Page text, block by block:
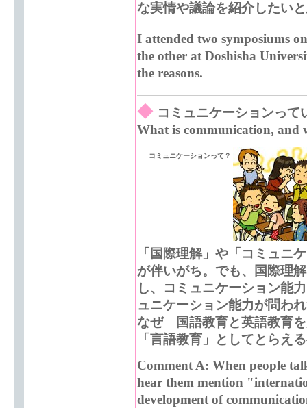
な実情や議論を紹介したい
I attended two symposiums
the other at Doshisha
the reasons.
◆ コミュニケーションって
What is communication, and
コミュニケーションって？
「国際理解」や「コミュニ
が伴いがち。でも、国際理
し、コミュニケーション能
ュニケーション能力が問わ
なぜ 国語教育と英語教育
「言語教育」としてとらえ
Comment A: When people
hear them mention
development of